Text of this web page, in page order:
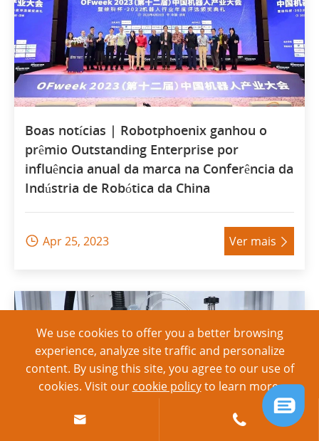
Boas notícias | Robotphoenix ganhou o
prêmio Outstanding Enterprise por
influência anual da marca na Conferência da
Indústria de Robótica da China
 Apr 25, 2023 Ver mais 
 
We use cookies to offer you a better browsing
experience, analyze site traffic and personalize
content. By using this site, you agree to our use of
cookies. Visit our cookie policyto learn more.